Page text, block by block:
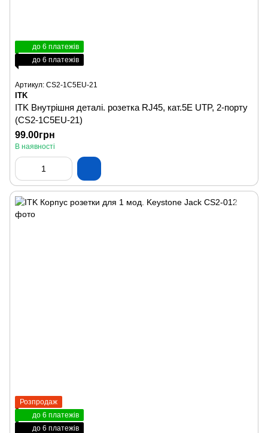
до 6 платежів
до 6 платежів
Артикул: CS2-1C5EU-21
ITK
ITK Внутрішня деталі. розетка RJ45, кат.5Е UTP, 2-порту
(CS2-1C5EU-21)
99.00грн
В наявності
Розпродаж
до 6 платежів
до 6 платежів